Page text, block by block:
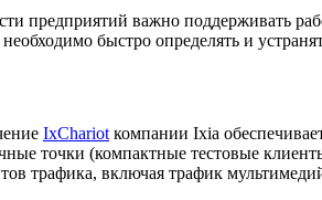
предприятий важно поддерживать
необходимо быстро определять и
IxChariotкомпании Ixia
точки (компактные тестовые
трафика, включая трафик